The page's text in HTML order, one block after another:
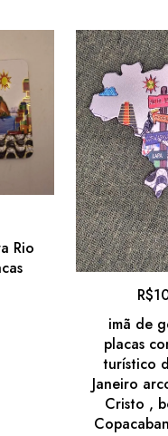
Rio
imã de
placas
turístico
Janeiro
Cristo ,
R$